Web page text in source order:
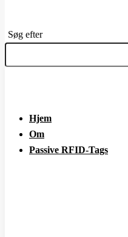
Søg efter
Hjem
Om
Passive RFID-Tags